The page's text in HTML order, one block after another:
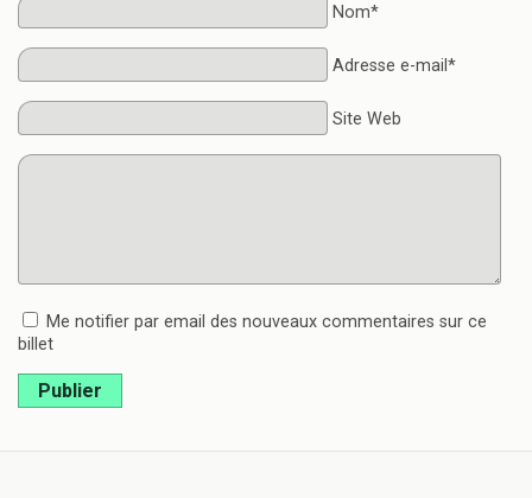
Nom*
Adresse e-mail*
Site Web
Me notifier par email des nouveaux commentaires sur ce
billet
Publier